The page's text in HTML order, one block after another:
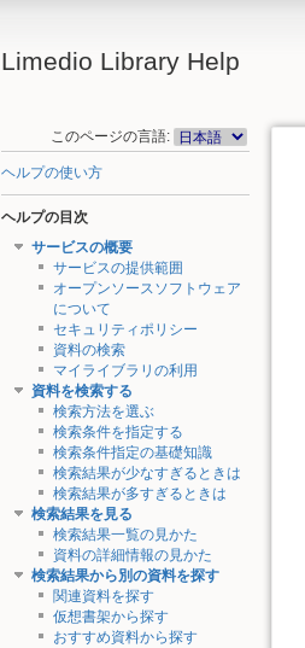
Limedio Library Help
このページの言語:
ヘルプの使い方
ヘルプの目次
サービスの概要
サービスの提供範囲
オープンソースソフトウェア
について
セキュリティポリシー
資料の検索
マイライブラリの利用
資料を検索する
検索方法を選ぶ
検索条件を指定する
検索条件指定の基礎知識
検索結果が少なすぎるときは
検索結果が多すぎるときは
検索結果を見る
検索結果一覧の見かた
資料の詳細情報の見かた
検索結果から別の資料を探す
関連資料を探す
仮想書架から探す
おすすめ資料から探す